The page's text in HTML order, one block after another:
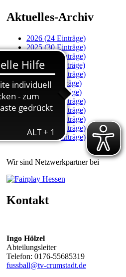
Aktuelles-Archiv
2026 (24 Einträge)
2025 (30 Einträge)
2024 (27 Einträge)
2023 (11 Einträge)
2022 (20 Einträge)
2021 (7 Einträge)
2020 (9 Einträge)
2019 (34 Einträge)
2018 (49 Einträge)
2017 (59 Einträge)
2016 (45 Einträge)
2015 (16 Einträge)
Wir sind Netzwerkpartner bei
Kontakt
Ingo Hölzel
Abteilungsleiter
Telefon: 0176-55685319
fussball@tv-crumstadt.de